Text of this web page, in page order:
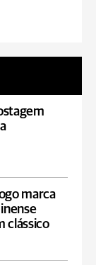
marca
clássico